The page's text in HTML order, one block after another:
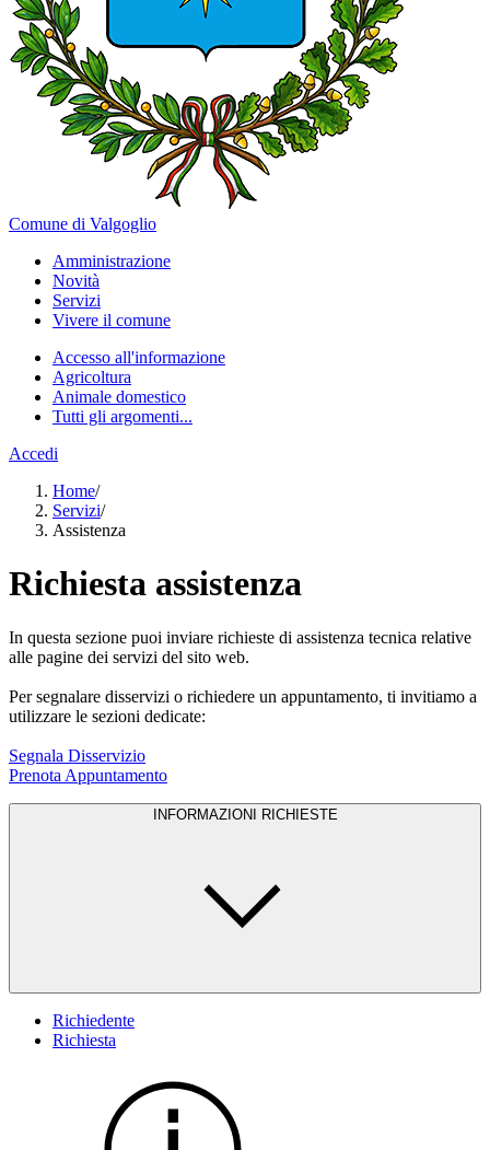
Comune di Valgoglio
Amministrazione
Novità
Servizi
Vivere il comune
Accesso all'informazione
Agricoltura
Animale domestico
Tutti gli argomenti...
Accedi
Home/
Servizi/
Assistenza
Richiesta assistenza
In questa sezione puoi inviare richieste di assistenza tecnica relative
alle pagine dei servizi del sito web.
Per segnalare disservizi o richiedere un appuntamento, ti invitiamo a
utilizzare le sezioni dedicate:
Segnala Disservizio
Prenota Appuntamento
INFORMAZIONI RICHIESTE
Richiedente
Richiesta